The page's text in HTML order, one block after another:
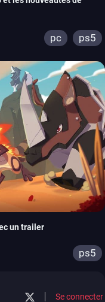
pc ps5
un trailer
ps5
Se connecter